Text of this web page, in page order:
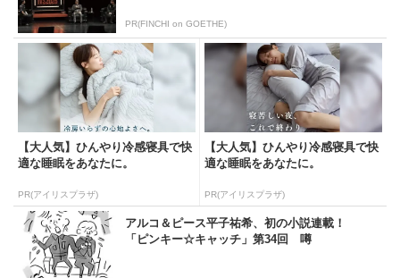
PR(FINCHI on GOETHE)
【大人気】ひんやり冷感寝具で快
適な睡眠をあなたに。
PR(アイリスプラザ)
【大人気】ひんやり冷感寝具で快
適な睡眠をあなたに。
PR(アイリスプラザ)
アルコ＆ピース平子祐希、初の小説連載！
「ピンキー☆キャッチ」第34回 噂